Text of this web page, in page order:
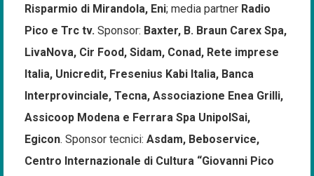
Risparmio di Mirandola, Eni; media partner Radio
Pico e Trc tv. Sponsor: Baxter, B. Braun Carex Spa,
LivaNova, Cir Food, Sidam, Conad, Rete imprese
Italia, Unicredit, Fresenius Kabi Italia, Banca
Interprovinciale, Tecna, Associazione Enea Grilli,
Assicoop Modena e Ferrara Spa UnipolSai,
Egicon. Sponsor tecnici: Asdam, Beboservice,
Centro Internazionale di Cultura “Giovanni Pico